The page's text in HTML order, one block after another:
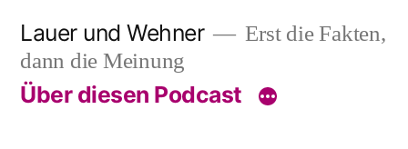
content
Lauer und Wehner
Erst die Fakten,
dann die Meinung
Über diesen Podcast